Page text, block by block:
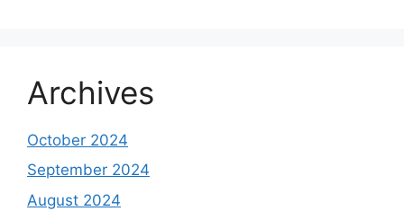
Archives
October 2024
September 2024
August 2024